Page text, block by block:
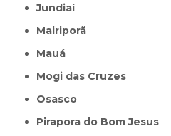
Jundiaí
Mairiporã
Mauá
Mogi das Cruzes
Osasco
Pirapora do Bom Jesus